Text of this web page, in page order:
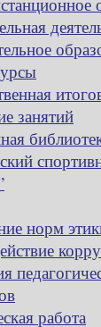
занятий
норм
работа